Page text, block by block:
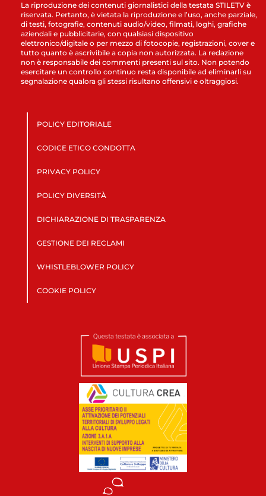
La riproduzione dei contenuti giornalistici della testata STILETV è
riservata. Pertanto, è vietata la riproduzione e l’uso, anche parziale,
di testi, fotografie, contenuti audio/video, filmati, loghi, grafiche
aziendali e pubblicitarie, con qualsiasi dispositivo
elettronico/digitale o per mezzo di fotocopie, registrazioni, cover e
tutto quanto è ascrivibile a copia non autorizzata. La redazione
non è responsabile dei commenti presenti sul sito. Non potendo
esercitare un controllo continuo resta disponibile ad eliminarli su
segnalazione qualora gli stessi risultano offensivi e oltraggiosi.
POLICY EDITORIALE
CODICE ETICO CONDOTTA
PRIVACY POLICY
POLICY DIVERSITÀ
DICHIARAZIONE DI TRASPARENZA
GESTIONE DEI RECLAMI
WHISTLEBLOWER POLICY
COOKIE POLICY